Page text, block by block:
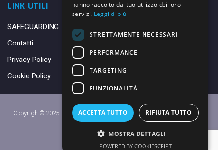
LINK UTILI
SAFEGUARDING
Contatti
Privacy Policy
Cookie Policy
Copyright© 2025 DANY BASKET QUARRATA S.S.D.A.R.L. -Privacy Policy
Made with ♥ by
hanno raccolto dal tuo utilizzo dei loro
servizi. Leggi di più
STRETTAMENTE NECESSARI
PERFORMANCE
TARGETING
FUNZIONALITÀ
ACCETTA TUTTO RIFIUTA TUTTO
MOSTRA DETTAGLI
POWERED BY COOKIESCRIPT